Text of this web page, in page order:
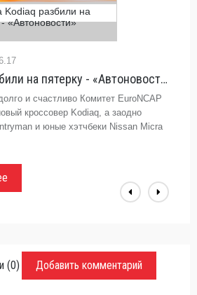
Skoda Kodiaq разбили на пятерку - «Автоновости»
и счастливо Комитет EuroNCAP
кроссовер Kodiaq, а заодно
и юные хэтчбеки Nissan Micra
программы — удар в челюсть и в бок
(0) Добавить комментарий